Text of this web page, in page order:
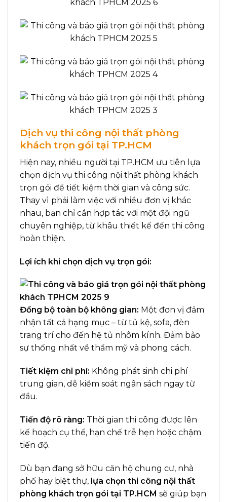
Dịch vụ thi công nội thất phòng
khách trọn gói tại TP.HCM
Hiện nay, nhiều người tại TP.HCM ưu tiên lựa
chọn dịch vụ thi công nội thất phòng khách
trọn gói để tiết kiệm thời gian và công sức.
Thay vì phải làm việc với nhiều đơn vị khác
nhau, bạn chỉ cần hợp tác với một đội ngũ
chuyên nghiệp, từ khâu thiết kế đến thi công
hoàn thiện.
Lợi ích khi chọn dịch vụ trọn gói:
Đồng bộ toàn bộ không gian: Một đơn vị đảm
nhận tất cả hạng mục – từ tủ kệ, sofa, đèn
trang trí cho đến hệ tủ nhôm kính. Đảm bảo
sự thống nhất về thẩm mỹ và phong cách.
Tiết kiệm chi phí: Không phát sinh chi phí
trung gian, dễ kiểm soát ngân sách ngay từ
đầu.
Tiến độ rõ ràng: Thời gian thi công được lên
kế hoạch cụ thể, hạn chế trễ hẹn hoặc chậm
tiến độ.
Dù bạn đang sở hữu căn hộ chung cư, nhà
phố hay biệt thự, lựa chọn thi công nội thất
phòng khách trọn gói tại TP.HCM sẽ giúp bạn